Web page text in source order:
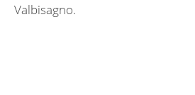
Valbisagno.